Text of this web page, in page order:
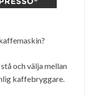
och välja mellan
kaffebryggare.